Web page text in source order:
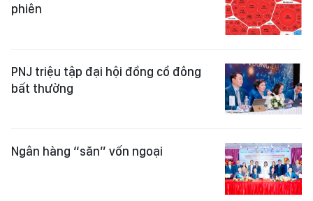
phiên
PNJ triệu tập đại hội đồng cổ đông
bất thường
Ngân hàng “săn” vốn ngoại